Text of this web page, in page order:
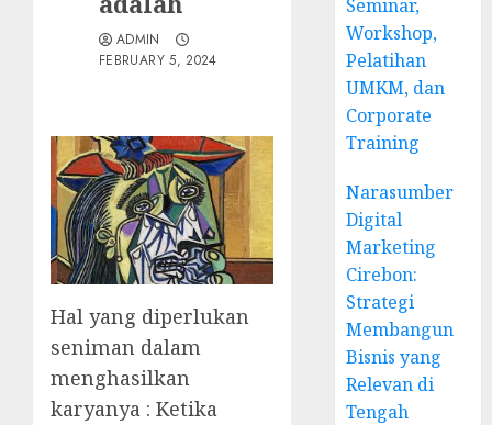
ADMIN
FEBRUARY 5, 2024
Hal yang diperlukan
seniman dalam
menghasilkan
karyanya : Ketika
Seminar,
Workshop,
Pelatihan
UMKM, dan
Corporate
Training
Narasumber
Digital
Marketing
Cirebon:
Strategi
Membangun
Bisnis yang
Relevan di
Tengah